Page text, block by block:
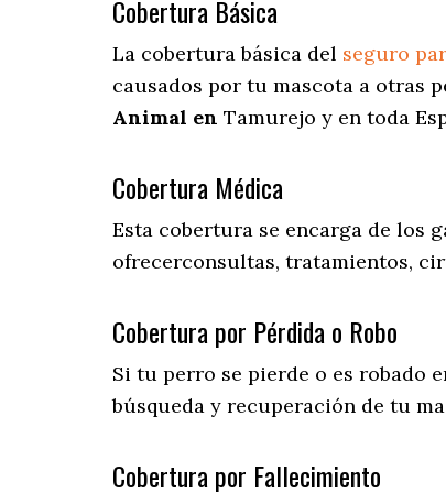
Cobertura Básica
La cobertura básica del seguro
causados por tu mascota a otras
Animal en Tamurejo y en toda
Cobertura Médica
Esta cobertura se encarga de los
ofrecerconsultas, tratamientos,
Cobertura por Pérdida o Robo
Si tu perro se pierde o es robado
búsqueda y recuperación de tu
Cobertura por Fallecimiento